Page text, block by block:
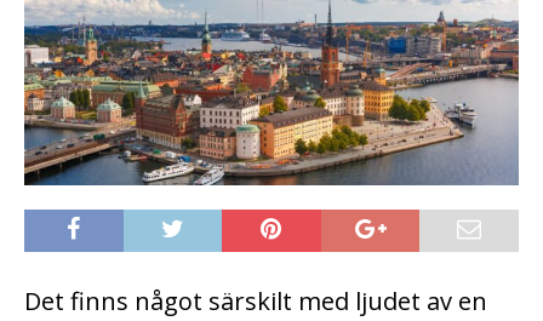
Det finns något särskilt med ljudet av en